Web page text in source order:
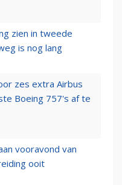
zien in tweede
is nog lang
zes extra Airbus
Boeing 757's af te
vooravond van
ooit